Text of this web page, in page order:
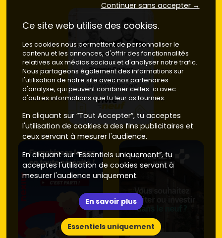
Continuer sans accepter →
Ce site web utilise des cookies.
Les cookies nous permettent de personnaliser le
contenu et les annonces, d'offrir des fonctionnalités
relatives aux médias sociaux et d'analyser notre trafic.
Nous partageons également des informations sur
l'utilisation de notre site avec nos partenaires
d'analyse, qui peuvent combiner celles-ci avec
d'autres informations que tu leur as fournies.
En cliquant sur “Tout Accepter”, tu acceptes
l'utilisation de cookies à des fins publicitaires et
ceux servant à mesurer l'audience.
En cliquant sur “Essentiels uniquement”, tu
acceptes l'utilisation de cookies servant à
mesurer l'audience uniquement.
En savoir plus
Essentiels uniquement